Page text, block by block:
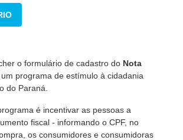
o formulário de cadastro do Nota
um programa de estímulo à cidadania
do Paraná.
é incentivar as pessoas a
fiscal - informando o CPF, no
os consumidores e consumidoras